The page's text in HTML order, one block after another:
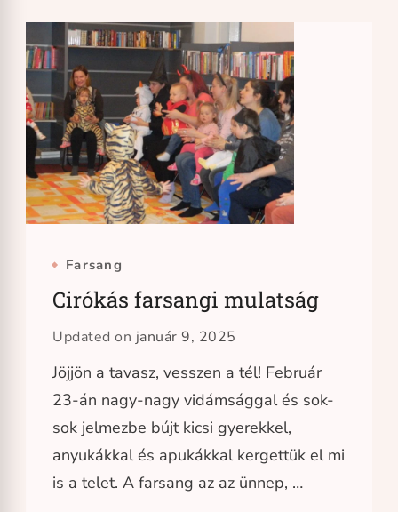
Farsang
Cirókás farsangi mulatság
Updated on január 9, 2025
Jöjjön a tavasz, vesszen a tél! Február
23-án nagy-nagy vidámsággal és sok-
sok jelmezbe bújt kicsi gyerekkel,
anyukákkal és apukákkal kergettük el mi
is a telet. A farsang az az ünnep, …